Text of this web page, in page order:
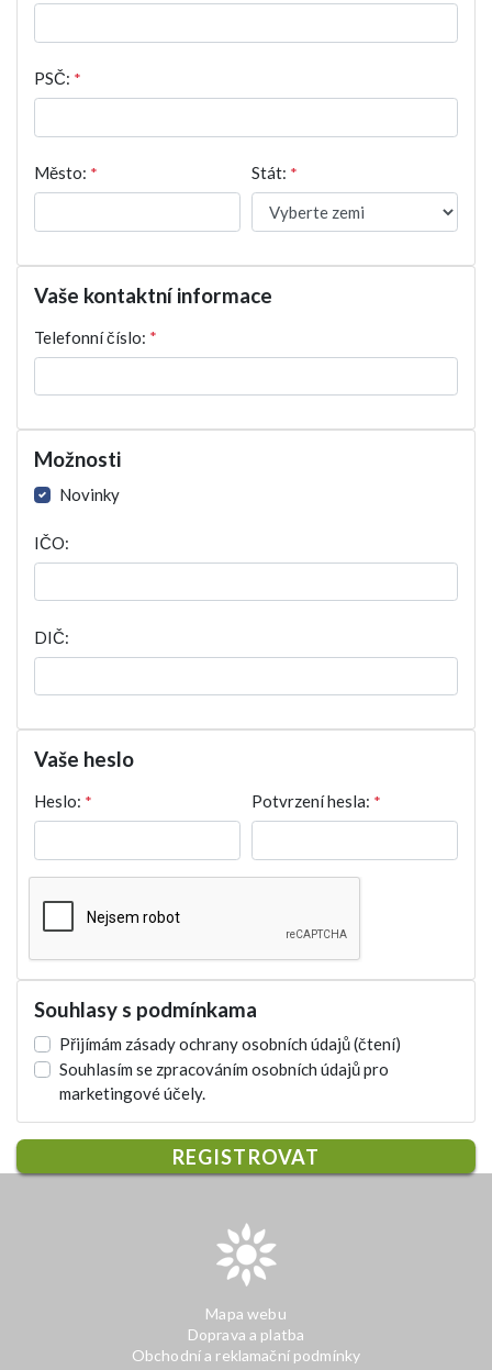
PSČ: *
Město: * Stát: *
Vaše kontaktní informace
Telefonní číslo: *
Možnosti
Novinky
IČO:
DIČ:
Vaše heslo
Heslo: * Potvrzení hesla: *
Souhlasy s podmínkama
Přijímám zásady ochrany osobních údajů(čtení)
Souhlasím se zpracováním osobních údajů pro
marketingové účely.
REGISTROVAT
Mapa webu
Doprava a platba
Obchodní a reklamační podmínky